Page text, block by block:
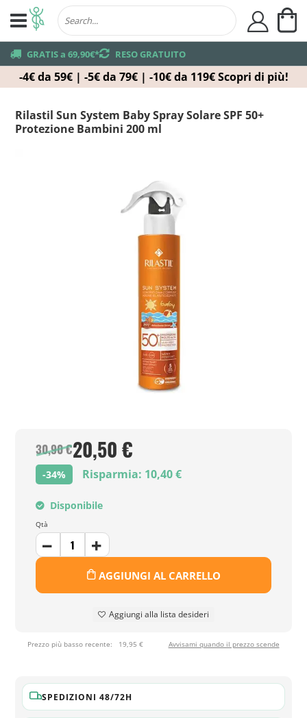
-4€ da 59€ | -5€ da 79€ | -10€ da 119€ Scopri di più!
truck GRATIS a 69,90€*returns RESO GRATUITO
user
Rilastil Sun System Baby Spray Solare SPF 50+
Protezione Bambini 200 ml
30,90 €20,50 €
-34% Risparmia: 10,40 €
Disponibile
Qtà
AGGIUNGI AL CARRELLO
Aggiungi alla lista desideri
Prezzo più basso recente: 19,95 € Avvisami quando il prezzo scende
SPEDIZIONI 48/72H